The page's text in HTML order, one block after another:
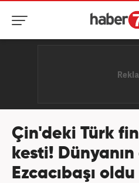
Çin'deki Türk
kesti!
Ezcacıbaşı oldu